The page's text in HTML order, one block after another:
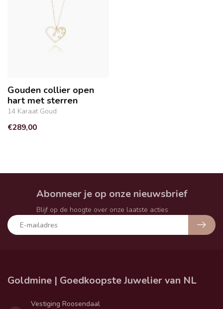
Gouden collier open
hart met sterren
14 Karaat Goud
€289,00
Abonneer je op onze nieuwsbrief
Blijf op de hoogte over onze laatste acties
Goldmine | Goedkoopste Juwelier van NL
Vestiging Roosendaal